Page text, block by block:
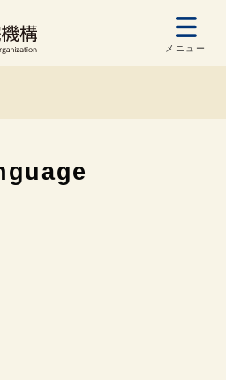
メニュー